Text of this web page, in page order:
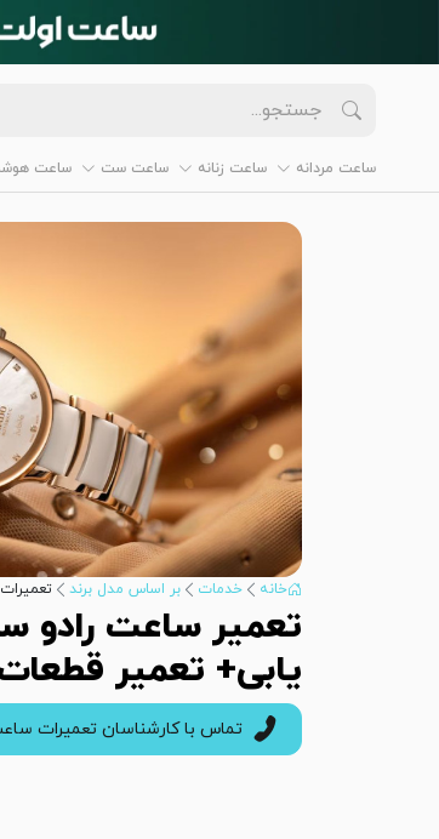
ساعت مردانه ساعت زنانه ساعت ست ساعت
خانه خدمات بر اساس مدل برند
تعمیر ساعت رادو
یابی+ تعمیر
تماس با کارشناسان تعمیرات